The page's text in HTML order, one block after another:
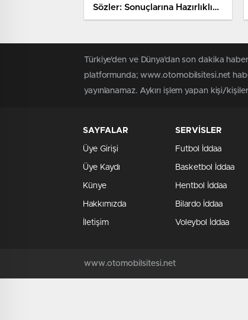
Sözler: Sonuçlarına Hazırlıklı
Olmalı
Türkiye'den ve Dünya’dan son dakika
platformunda; www.otomobilsitesi.net
yayınlanamaz. Aykırı işlem yapan kişi/
SAYFALAR
Üye Girişi
Üye Kaydı
Künye
Hakkımızda
İletişim
SERVİSLER
Futbol İddaa
Basketbol İddaa
Hentbol İddaa
Bilardo İddaa
Voleybol İddaa
www.otomobilsitesi.net